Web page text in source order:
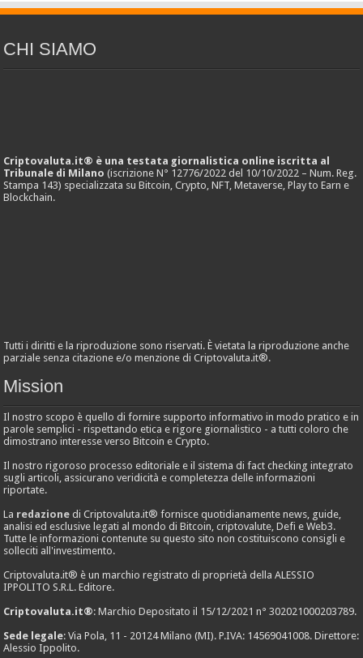
CHI SIAMO
Criptovaluta.it® è una testata giornalistica online iscritta al
Tribunale di Milano (iscrizione N° 12776/2022 del 10/10/2022 – Num. Reg.
Stampa 143) specializzata su Bitcoin, Crypto, NFT, Metaverse, Play to Earn e
Blockchain.
Tutti i diritti e la riproduzione sono riservati. È vietata la riproduzione anche
parziale senza citazione e/o menzione di Criptovaluta.it®.
Mission
Il nostro scopo è quello di fornire supporto informativo in modo pratico e in
parole semplici - rispettando etica e rigore giornalistico - a tutti coloro che
dimostrano interesse verso Bitcoin e Crypto.
Il nostro rigoroso processo editoriale e il sistema di fact checking integrato
sugli articoli, assicurano veridicità e completezza delle informazioni
riportate.
La redazione di Criptovaluta.it® fornisce quotidianamente news, guide,
analisi ed esclusive legati al mondo di Bitcoin, criptovalute, Defi e Web3.
Tutte le informazioni contenute su questo sito non costituiscono consigli e
solleciti all'investimento.
Criptovaluta.it® è un marchio registrato di proprietà della ALESSIO
IPPOLITO S.R.L. Editore.
Criptovaluta.it®: Marchio Depositato il 15/12/2021 n° 302021000203789.
Sede legale: Via Pola, 11 - 20124 Milano (MI). P.IVA: 14569041008. Direttore:
Alessio Ippolito.